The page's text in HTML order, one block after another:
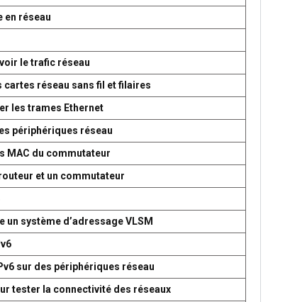
en réseau
le trafic réseau
réseau sans fil et filaires
les trames Ethernet
périphériques réseau
MAC du commutateur
et un commutateur
système d’adressage VLSM
sur des périphériques réseau
tester la connectivité des réseaux